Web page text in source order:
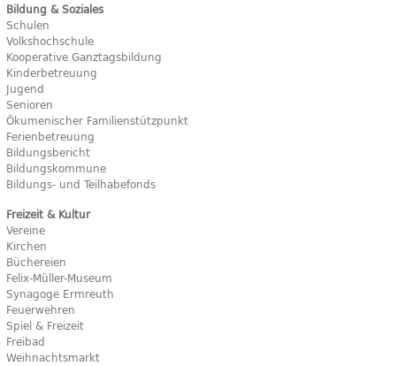
Bildung & Soziales
Schulen
Volkshochschule
Kooperative Ganztagsbildung
Kinderbetreuung
Jugend
Senioren
Ökumenischer Familienstützpunkt
Ferienbetreuung
Bildungsbericht
Bildungskommune
Bildungs- und Teilhabefonds
Freizeit & Kultur
Vereine
Kirchen
Büchereien
Felix-Müller-Museum
Synagoge Ermreuth
Feuerwehren
Spiel & Freizeit
Freibad
Weihnachtsmarkt